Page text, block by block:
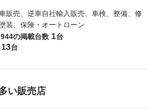
販売、逆車自社輸入販売、車検、整備、修
装、保険・オートローン
の掲載台数 1台
13台
い販売店